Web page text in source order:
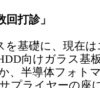
打診」
基礎に、現在
向けガラス基
、半導体フォト
プライヤーの座